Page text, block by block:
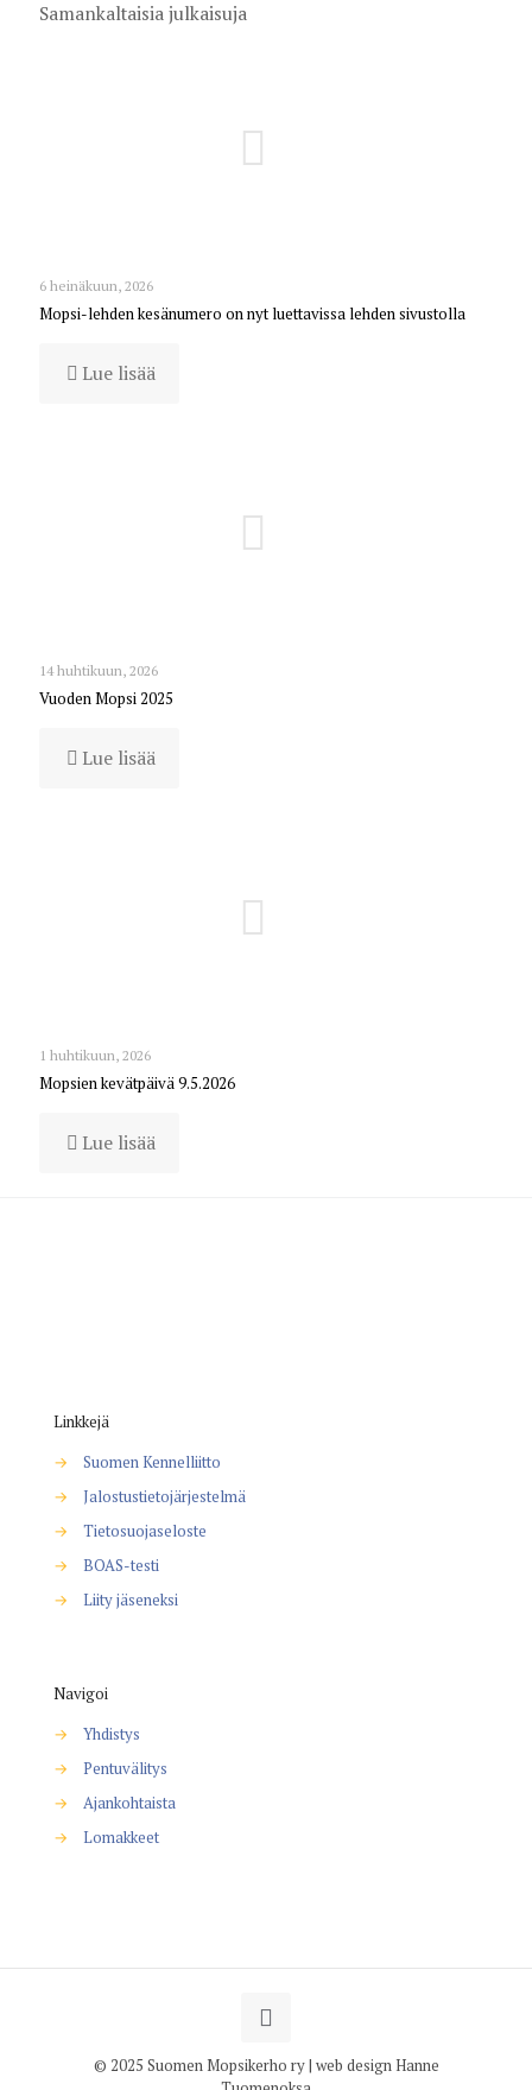
Samankaltaisia julkaisuja
6 heinäkuun, 2026
Mopsi-lehden kesänumero on nyt luettavissa lehden sivustolla
Lue lisää
14 huhtikuun, 2026
Vuoden Mopsi 2025
Lue lisää
1 huhtikuun, 2026
Mopsien kevätpäivä 9.5.2026
Lue lisää
Linkkejä
→
Suomen Kennelliitto
→
Jalostustietojärjestelmä
→
Tietosuojaseloste
→
BOAS-testi
→
Liity jäseneksi
Navigoi
→
Yhdistys
→
Pentuvälitys
→
Ajankohtaista
→
Lomakkeet
© 2025 Suomen Mopsikerho ry | web design Hanne